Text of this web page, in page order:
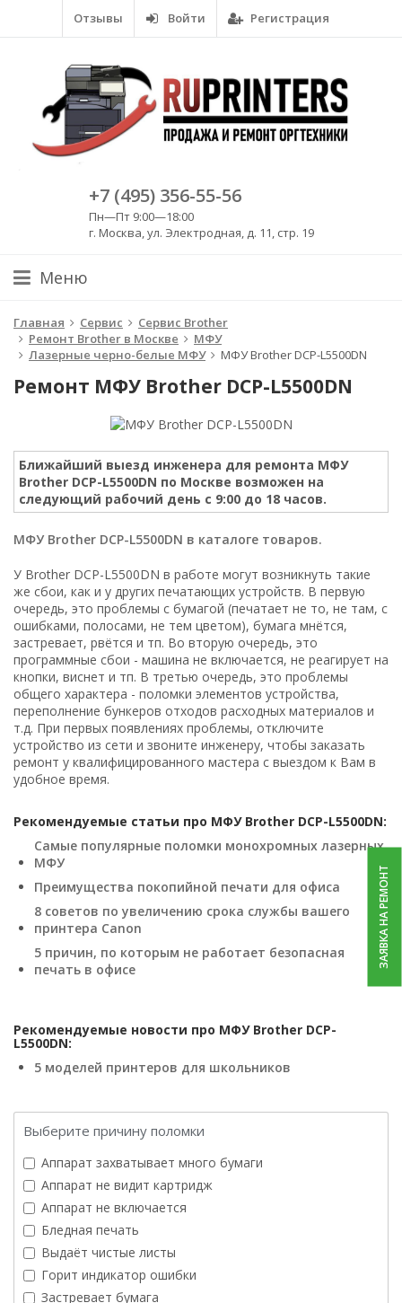
Отзывы Войти Регистрация
+7 (495) 356-55-56
Пн—Пт 9:00—18:00
г. Москва, ул. Электродная, д. 11, стр. 19
Меню
Главная Сервис
Сервис Brother
Ремонт Brother в Москве
МФУ
Лазерные черно-белые МФУ
МФУ Brother DCP-L5500DN
Ремонт МФУ Brother DCP-L5500DN
Ближайший выезд инженера для ремонта МФУ
Brother DCP-L5500DN по Москве возможен на
следующий рабочий день с 9:00 до 18 часов.
МФУ Brother DCP-L5500DN в каталоге товаров.
У Brother DCP-L5500DN в работе могут возникнуть такие
же сбои, как и у других печатающих устройств. В первую
очередь, это проблемы с бумагой (печатает не то, не там, с
ошибками, полосами, не тем цветом), бумага мнётся,
застревает, рвётся и тп. Во вторую очередь, это
программные сбои - машина не включается, не реагирует на
кнопки, виснет и тп. В третью очередь, это проблемы
общего характера - поломки элементов устройства,
переполнение бункеров отходов расходных материалов и
т.д. При первых появлениях проблемы, отключите
устройство из сети и звоните инженеру, чтобы заказать
ремонт у квалифицированного мастера с выездом к Вам в
удобное время.
Рекомендуемые статьи про МФУ Brother DCP-L5500DN:
Самые популярные поломки монохромных лазерных
МФУ
Преимущества покопийной печати для офиса
8 советов по увеличению срока службы вашего
принтера Canon
5 причин, по которым не работает безопасная
печать в офисе
Рекомендуемые новости про МФУ Brother DCP-
L5500DN:
5 моделей принтеров для школьников
Выберите причину поломки
Аппарат захватывает много бумаги
Аппарат не видит картридж
Аппарат не включается
Бледная печать
Выдаёт чистые листы
Горит индикатор ошибки
Застревает бумага
ЗАЯВКА НА РЕМОНТ